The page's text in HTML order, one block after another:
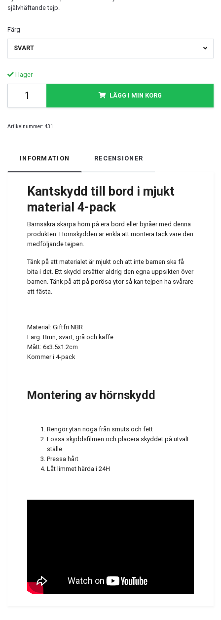
självhäftande tejp.
Färg
SVART
I lager
LÄGG I MIN KORG
Artikelnummer: 431
INFORMATION RECENSIONER
Kantskydd till bord i mjukt
material 4-pack
Barnsäkra skarpa hörn på era bord eller byråer med denna
produkten. Hörnskydden är enkla att montera tack vare den
medföljande tejpen.
Tänk på att materialet är mjukt och att inte barnen ska få
bita i det. Ett skydd ersätter aldrig den egna uppsikten över
barnen. Tänk på att på porösa ytor så kan tejpen ha svårare
att fästa.
Material: Giftfri NBR
Färg: Brun, svart, grå och kaffe
Mått: 6x3.5x1.2cm
Kommer i 4-pack
Montering av hörnskydd
Rengör ytan noga från smuts och fett
Lossa skyddsfilmen och placera skyddet på utvalt
ställe
Pressa hårt
Låt limmet härda i 24H